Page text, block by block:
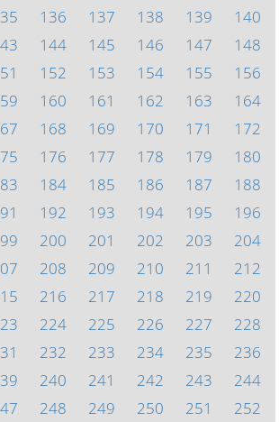
136 137 138 139
140
144 145 146 147
148
152 153 154 155
156
160 161 162 163
164
168 169 170 171
172
176 177 178 179
180
184 185 186 187
188
192 193 194 195
196
200 201 202 203
204
208 209 210 211
212
216 217 218 219
220
224 225 226 227
228
232 233 234 235
236
240 241 242 243
244
248 249 250 251
252